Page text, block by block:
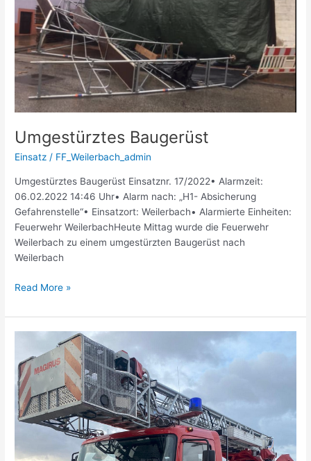
Umgestürztes Baugerüst
Einsatz / FF_Weilerbach_admin
Umgestürztes Baugerüst Einsatznr. 17/2022• Alarmzeit:
06.02.2022 14:46 Uhr• Alarm nach: „H1- Absicherung
Gefahrenstelle“• Einsatzort: Weilerbach• Alarmierte Einheiten:
Feuerwehr WeilerbachHeute Mittag wurde die Feuerwehr
Weilerbach zu einem umgestürzten Baugerüst nach
Weilerbach
Read More »
Brandmeldeanlage